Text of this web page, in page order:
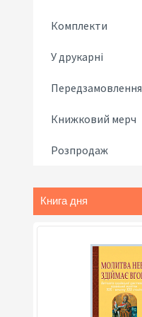
Комплекти
У друкарні
Передзамовлення
Книжковий мерч
Розпродаж
Книга дня